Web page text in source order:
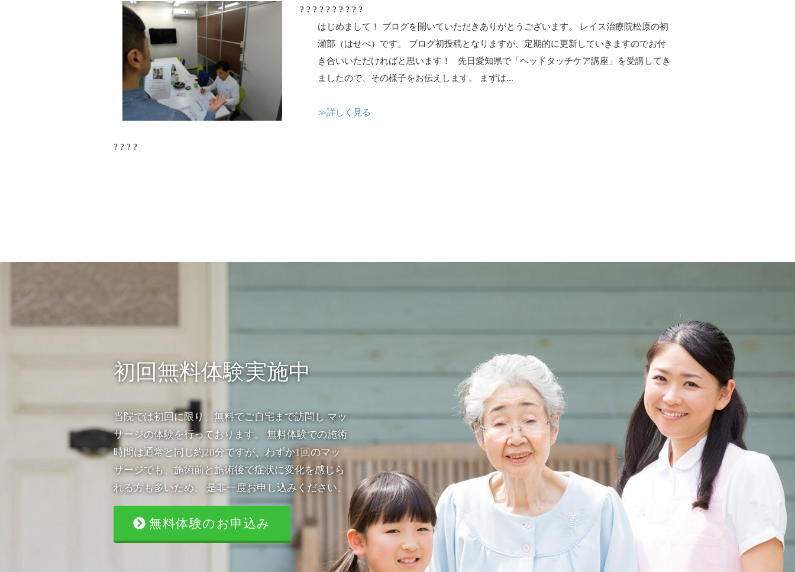
? ? ? ? ? ? ? ? ? ?
はじめまして！ ブログを開いていただきありがとうございます。 レイス治療院松原の初
瀬部（はせべ）です。 ブログ初投稿となりますが、定期的に更新していきますのでお付
き合いいただければと思います！ 先日愛知県で「ヘッドタッチケア講座」を受講してき
ましたので、その様子をお伝えします。 まずは...
≫詳しく見る
? ? ? ?
初回無料体験実施中
当院では初回に限り、無料でご自宅まで訪問し マッ
サージの体験を行っております。 無料体験での施術
時間は通常と同じ約20分ですが、わずか1回のマッ
サージでも、施術前と施術後で症状に変化を感じら
れる方も多いため、 是非一度お申し込みください。
無料体験のお申込み